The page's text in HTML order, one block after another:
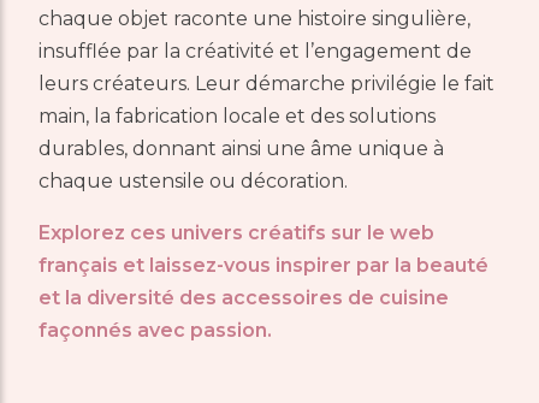
chaque objet raconte une histoire singulière,
insufflée par la créativité et l’engagement de
leurs créateurs. Leur démarche privilégie le fait
main, la fabrication locale et des solutions
durables, donnant ainsi une âme unique à
chaque ustensile ou décoration.
Explorez ces univers créatifs sur le web
français et laissez-vous inspirer par la beauté
et la diversité des accessoires de cuisine
façonnés avec passion.